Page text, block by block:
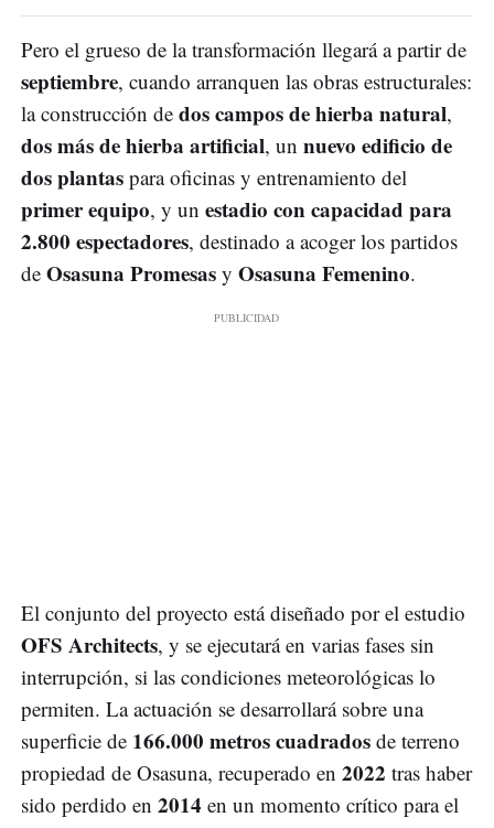
Pero el grueso de la transformación llegará a partir de
septiembre, cuando arranquen las obras estructurales:
la construcción de dos campos de hierba natural,
dos más de hierba artificial, un nuevo edificio de
dos plantas para oficinas y entrenamiento del
primer equipo, y un estadio con capacidad para
2.800 espectadores, destinado a acoger los partidos
de Osasuna Promesas y Osasuna Femenino.
El conjunto del proyecto está diseñado por el estudio
OFS Architects, y se ejecutará en varias fases sin
interrupción, si las condiciones meteorológicas lo
permiten. La actuación se desarrollará sobre una
superficie de 166.000 metros cuadrados de terreno
propiedad de Osasuna, recuperado en 2022 tras haber
sido perdido en 2014 en un momento crítico para el